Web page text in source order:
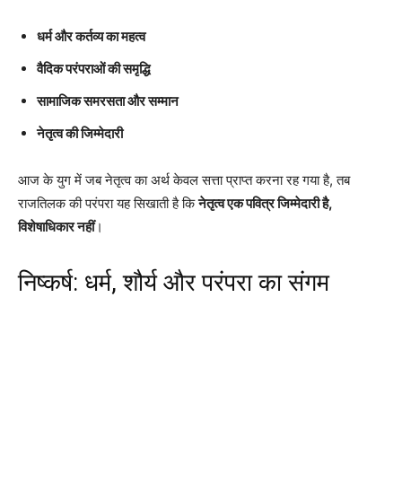
धर्म और कर्तव्य का महत्व
वैदिक परंपराओं की समृद्धि
सामाजिक समरसता और सम्मान
नेतृत्व की जिम्मेदारी
आज के युग में जब नेतृत्व का अर्थ केवल सत्ता प्राप्त करना रह गया है, तब
राजतिलक की परंपरा यह सिखाती है किनेतृत्व एक पवित्र जिम्मेदारी है,
विशेषाधिकार नहीं।
निष्कर्ष: धर्म, शौर्य और परंपरा का संगम